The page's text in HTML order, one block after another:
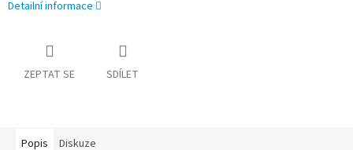
Detailní informace
ZEPTAT SE SDÍLET
Popis Diskuze